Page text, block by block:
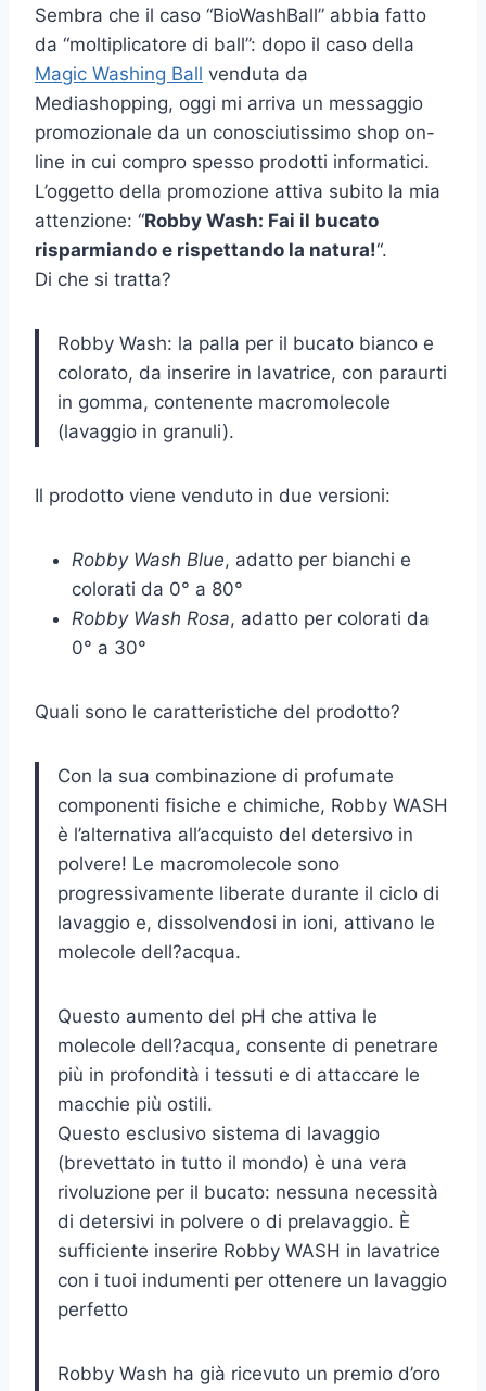
Sembra che il caso “BioWashBall” abbia fatto
da “moltiplicatore di ball”: dopo il caso della
Magic Washing Ball venduta da
Mediashopping, oggi mi arriva un messaggio
promozionale da un conosciutissimo shop on-
line in cui compro spesso prodotti informatici.
L’oggetto della promozione attiva subito la mia
attenzione: “Robby Wash: Fai il bucato
risparmiando e rispettando la natura!“.
Di che si tratta?
Robby Wash: la palla per il bucato bianco e
colorato, da inserire in lavatrice, con paraurti
in gomma, contenente macromolecole
(lavaggio in granuli).
Il prodotto viene venduto in due versioni:
Robby Wash Blue, adatto per bianchi e
colorati da 0° a 80°
Robby Wash Rosa, adatto per colorati da
0° a 30°
Quali sono le caratteristiche del prodotto?
Con la sua combinazione di profumate
componenti fisiche e chimiche, Robby WASH
è l’alternativa all’acquisto del detersivo in
polvere! Le macromolecole sono
progressivamente liberate durante il ciclo di
lavaggio e, dissolvendosi in ioni, attivano le
molecole dell?acqua.
Questo aumento del pH che attiva le
molecole dell?acqua, consente di penetrare
più in profondità i tessuti e di attaccare le
macchie più ostili.
Questo esclusivo sistema di lavaggio
(brevettato in tutto il mondo) è una vera
rivoluzione per il bucato: nessuna necessità
di detersivi in polvere o di prelavaggio. È
sufficiente inserire Robby WASH in lavatrice
con i tuoi indumenti per ottenere un lavaggio
perfetto
Robby Wash ha già ricevuto un premio d’oro